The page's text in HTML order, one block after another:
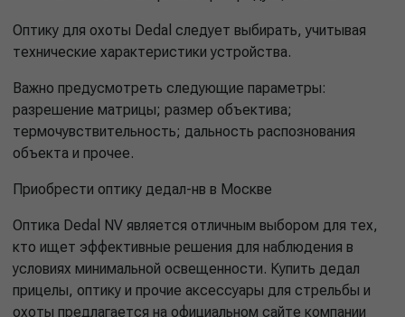
Оптику для охоты Dedal следует выбирать, учитывая
технические характеристики устройства.
Важно предусмотреть следующие параметры:
разрешение матрицы; размер объектива;
термочувствительность; дальность распознования
объекта и прочее.
Приобрести оптику дедал-нв в Москве
Оптика Dedal NV является отличным выбором для тех,
кто ищет эффективные решения для наблюдения в
условиях минимальной освещенности. Купить дедал
прицелы, оптику и прочие аксессуары для стрельбы и
охоты предлагается на официальном сайте компании